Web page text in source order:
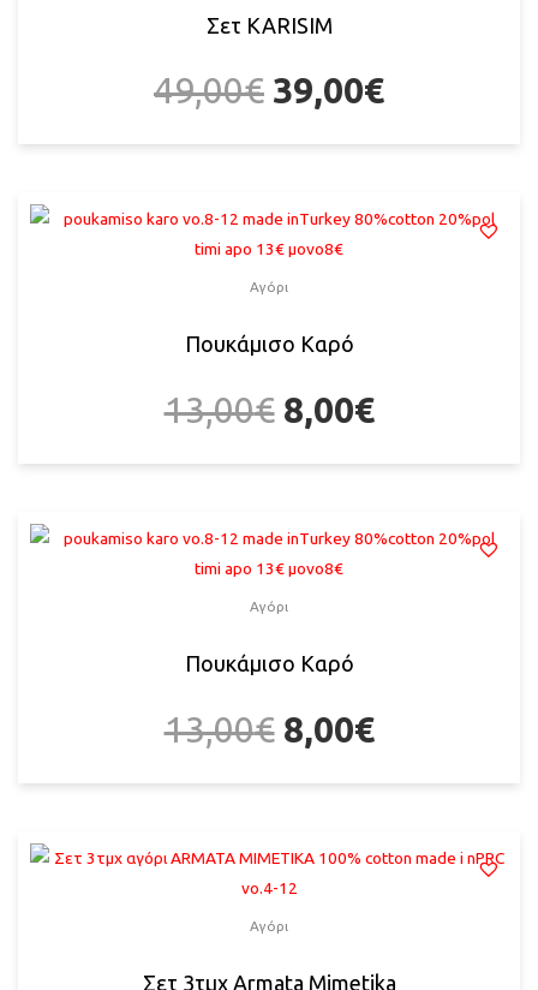
Σετ KARISIM
49,00€ 39,00€
Αγόρι
Πουκάμισο Καρό
13,00€ 8,00€
Αγόρι
Πουκάμισο Καρό
13,00€ 8,00€
Αγόρι
Σετ 3τμχ Armata Mimetika